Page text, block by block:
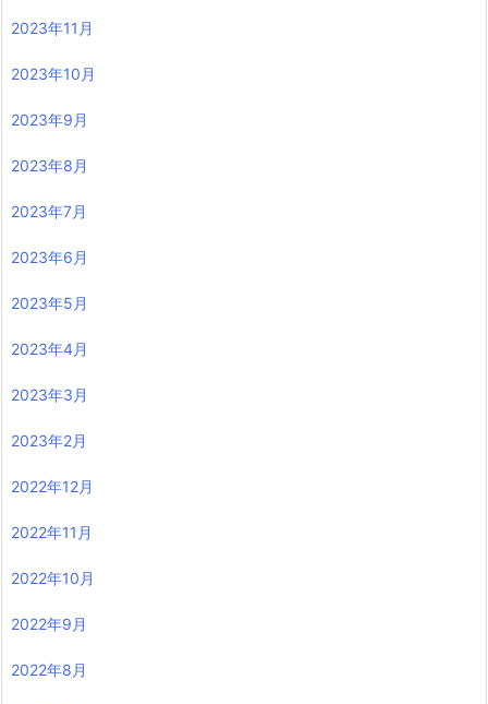
2023年11月
2023年10月
2023年9月
2023年8月
2023年7月
2023年6月
2023年5月
2023年4月
2023年3月
2023年2月
2022年12月
2022年11月
2022年10月
2022年9月
2022年8月